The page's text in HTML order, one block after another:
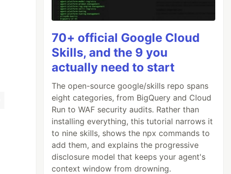
70+ official Google Cloud
Skills, and the 9 you
actually need to start
The open-source google/skills repo spans
eight categories, from BigQuery and Cloud
Run to WAF security audits. Rather than
installing everything, this tutorial narrows it
to nine skills, shows the npx commands to
add them, and explains the progressive
disclosure model that keeps your agent's
context window from drowning.